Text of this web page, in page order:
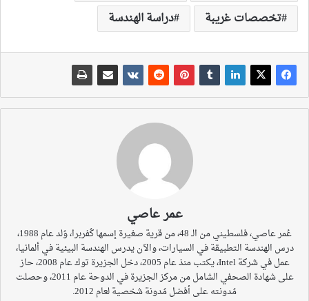
تخصصات غريبة
دراسة الهندسة
عمر عاصي
عُمر عاصي، فلسطيني من الـ 48، من قرية صغيرة إسمها كُفربرا، وُلد عام 1988،
درس الهندسة التطبيقة في السيارات، والآن يدرس الهندسة البيئية في ألمانيا،
عمل في شركة Intel، يكتب منذ عام 2005، دخل الجزيرة توك عام 2008، حاز
على شهادة الصحفي الشامل من مركز الجزيرة في الدوحة عام 2011، وحصلت
مُدونته على أفضل مُدونة شخصية لعام 2012.